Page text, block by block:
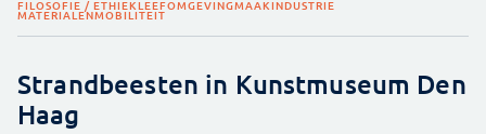
FILOSOFIE / ETHIEKLEEFOMGEVINGMAAKINDUSTRIE
MATERIALENMOBILITEIT
Strandbeesten in Kunstmuseum Den
Haag